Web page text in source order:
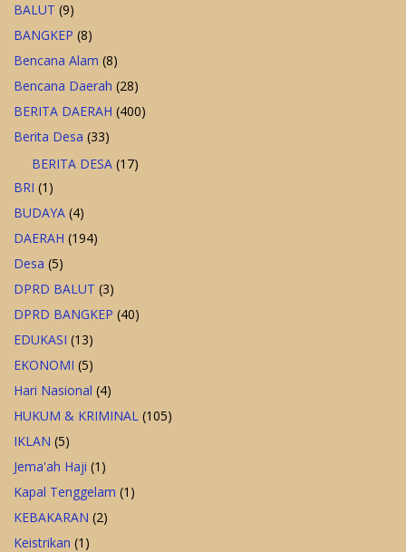
BALUT (9)
BANGKEP (8)
Bencana Alam (8)
Bencana Daerah (28)
BERITA DAERAH (400)
Berita Desa (33)
BERITA DESA (17)
BRI (1)
BUDAYA (4)
DAERAH (194)
Desa (5)
DPRD BALUT (3)
DPRD BANGKEP (40)
EDUKASI (13)
EKONOMI (5)
Hari Nasional (4)
HUKUM & KRIMINAL (105)
IKLAN (5)
Jema'ah Haji (1)
Kapal Tenggelam (1)
KEBAKARAN (2)
Keistrikan (1)